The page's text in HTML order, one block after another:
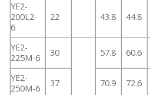
YE2-
200L2-
6
22 43.8 44.8
YE2-
225M-6
30 57.8 60.6
YE2-
250M-6
37 70.9 72.6